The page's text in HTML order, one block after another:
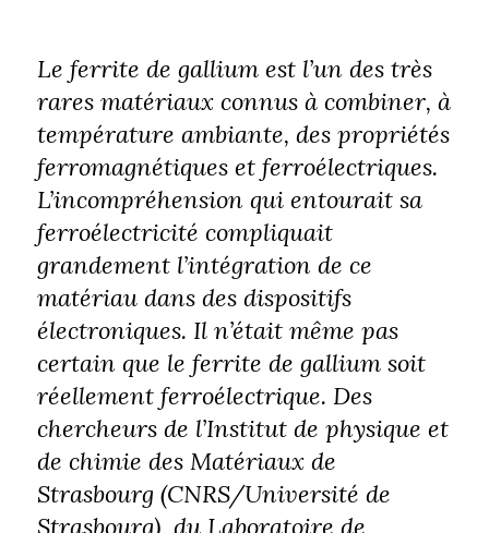
Le ferrite de gallium est l’un des très
rares matériaux connus à combiner, à
température ambiante, des propriétés
ferromagnétiques et ferroélectriques.
L’incompréhension qui entourait sa
ferroélectricité compliquait
grandement l’intégration de ce
matériau dans des dispositifs
électroniques. Il n’était même pas
certain que le ferrite de gallium soit
réellement ferroélectrique. Des
chercheurs de l’Institut de physique et
de chimie des Matériaux de
Strasbourg (CNRS/Université de
Strasbourg), du Laboratoire de